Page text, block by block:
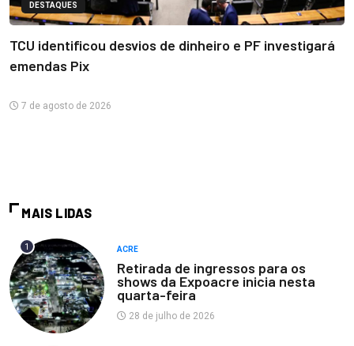
DESTAQUES
TCU identificou desvios de dinheiro e PF investigará
emendas Pix
7 de agosto de 2026
MAIS LIDAS
1 ACRE
Retirada de ingressos para os
shows da Expoacre inicia nesta
quarta-feira
28 de julho de 2026